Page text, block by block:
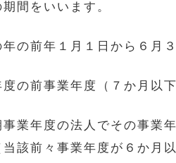
間をいいます。
の前年１月１日から６月
前事業年度（７か月以
年度の法人でその事業
該前々事業年度が６か月